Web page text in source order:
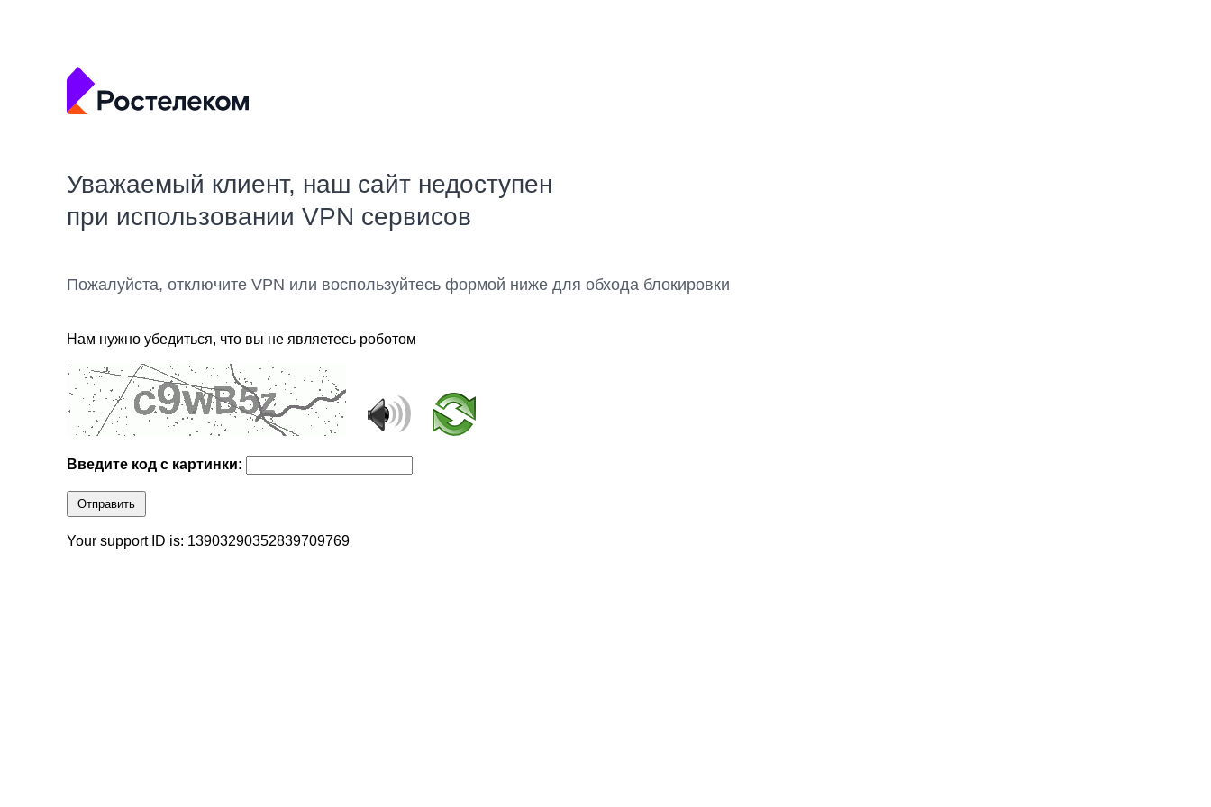
Уважаемый клиент, наш сайт недоступен
при использовании VPN сервисов
Пожалуйста, отключите VPN или воспользуйтесь формой ниже для обхода блокировки
Нам нужно убедиться, что вы не являетесь роботом
Введите код с картинки:
Отправить
Your support ID is: 13903290352839709769